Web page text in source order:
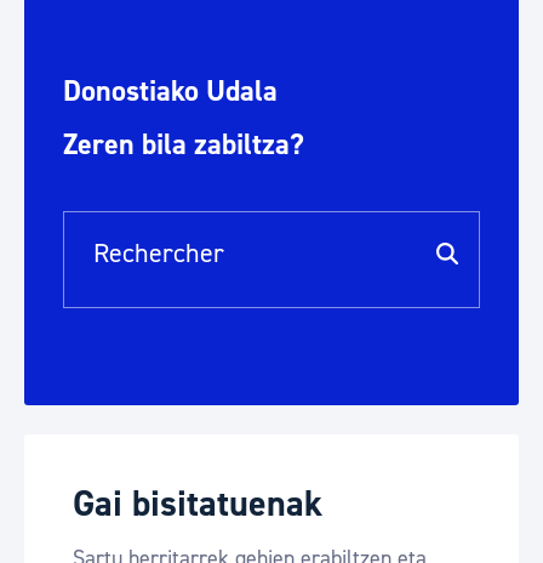
Donostiako Udala
Zeren bila zabiltza?
Barre de recherche
Gai bisitatuenak